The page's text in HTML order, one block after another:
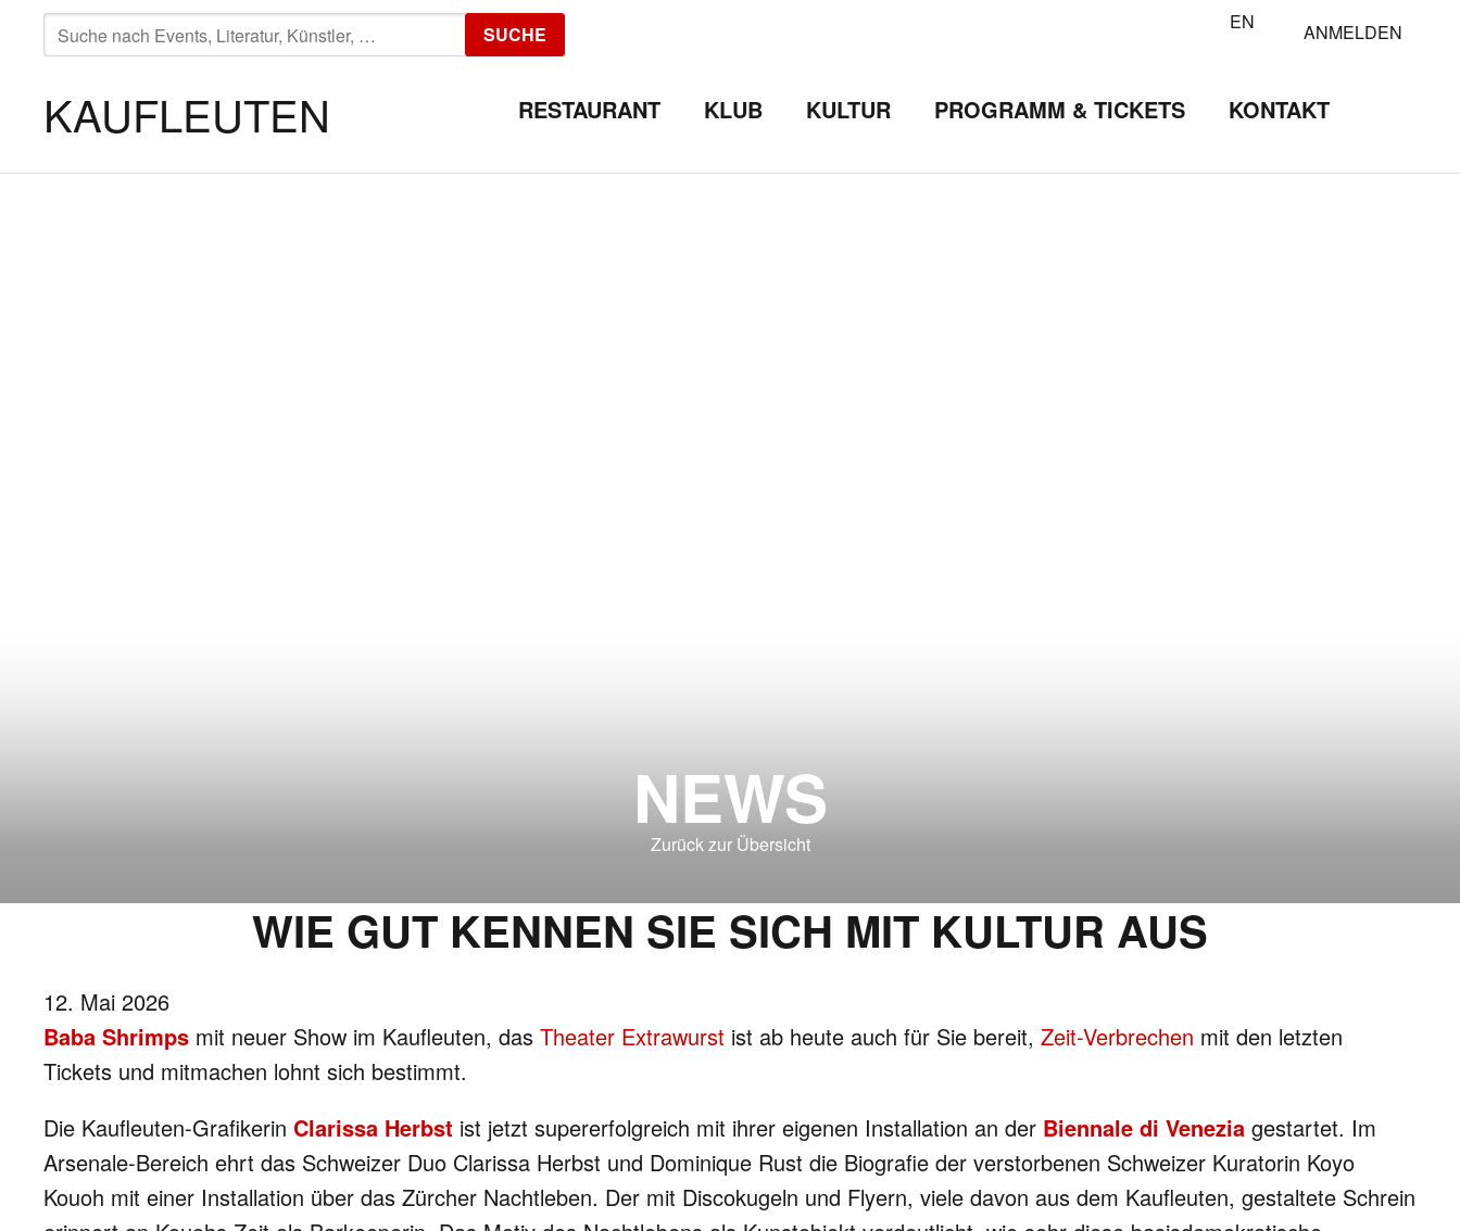
SUCHE
NACH:
SUCHE EN ANMELDEN
KAUFLEUTEN RESTAURANT KLUB KULTUR PROGRAMM & TICKETS KONTAKT
NEWS
Zurück zur Übersicht
WIE GUT KENNEN SIE SICH MIT KULTUR AUS
12. Mai 2026
Baba Shrimps mit neuer Show im Kaufleuten, das Theater Extrawurst ist ab heute auch für Sie bereit, Zeit-Verbrechen mit den letzten
Tickets und mitmachen lohnt sich bestimmt.
Die Kaufleuten-Grafikerin Clarissa Herbst ist jetzt supererfolgreich mit ihrer eigenen Installation an der Biennale di Venezia gestartet. Im
Arsenale-Bereich ehrt das Schweizer Duo Clarissa Herbst und Dominique Rust die Biografie der verstorbenen Schweizer Kuratorin Koyo
Kouoh mit einer Installation über das Zürcher Nachtleben. Der mit Discokugeln und Flyern, viele davon aus dem Kaufleuten, gestaltete Schrein